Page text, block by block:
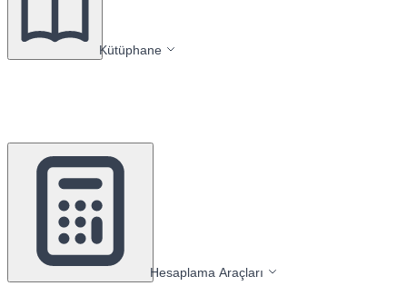
Kütüphane
Hesaplama Araçları